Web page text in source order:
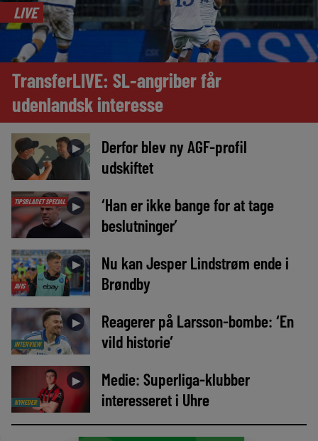
LIVE
TransferLIVE: SL-angriber får
udenlandsk interesse
►
Derfor blev ny AGF-profil
udskiftet
TIPSBLADET SPECIAL ►
‘Han er ikke bange for at tage
beslutninger’
AVIS
►
Nu kan Jesper Lindstrøm ende i
Brøndby
INTERVIEW
►
Reagerer på Larsson-bombe: ‘En
vild historie’
NYHEDER
►
Medie: Superliga-klubber
interesseret i Uhre